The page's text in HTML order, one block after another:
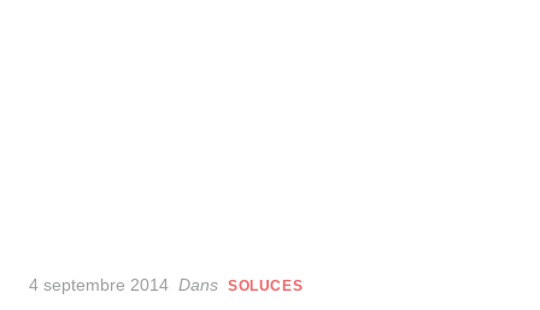
Posted
4 septembre 2014 Dans SOLUCES